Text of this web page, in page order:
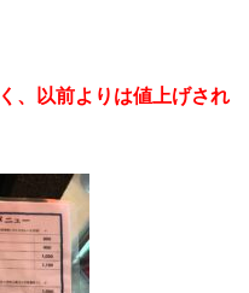
、以前よりは値上げされ